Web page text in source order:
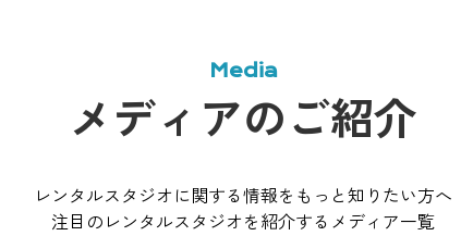
ており、配信撮影やオンラインイベントにも対応
できる万能なスタジオです。
Media
メディアのご紹介
レンタルスタジオに関する情報をもっと知りたい方へ
注目のレンタルスタジオを紹介するメディア一覧